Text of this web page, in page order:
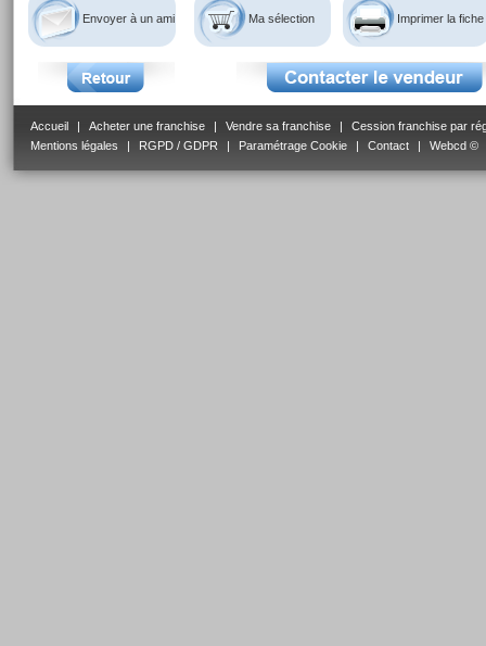
Envoyer à un ami Ma sélection Imprimer la fiche
Accueil Acheter une franchise Vendre sa franchise
Cession franchise par
Mentions légales
RGPD / GDPR Paramétrage Cookie Contact Webcd ©